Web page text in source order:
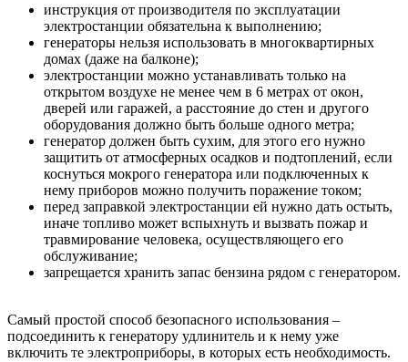
инструкция от производителя по эксплуатации
электростанции обязательна к выполнению;
генераторы нельзя использовать в многоквартирных
домах (даже на балконе);
электростанции можно устанавливать только на
открытом воздухе не менее чем в 6 метрах от окон,
дверей или гаражей, а расстояние до стен и другого
оборудования должно быть больше одного метра;
генератор должен быть сухим, для этого его нужно
защитить от атмосферных осадков и подтоплений, если
коснуться мокрого генератора или подключенных к
нему приборов можно получить поражение током;
перед заправкой электростанции ей нужно дать остыть,
иначе топливо может вспыхнуть и вызвать пожар и
травмирование человека, осуществляющего его
обслуживание;
запрещается хранить запас бензина рядом с генератором.
Самый простой способ безопасного использования –
подсоединить к генератору удлинитель и к нему уже
включить те электроприборы, в которых есть необходимость.